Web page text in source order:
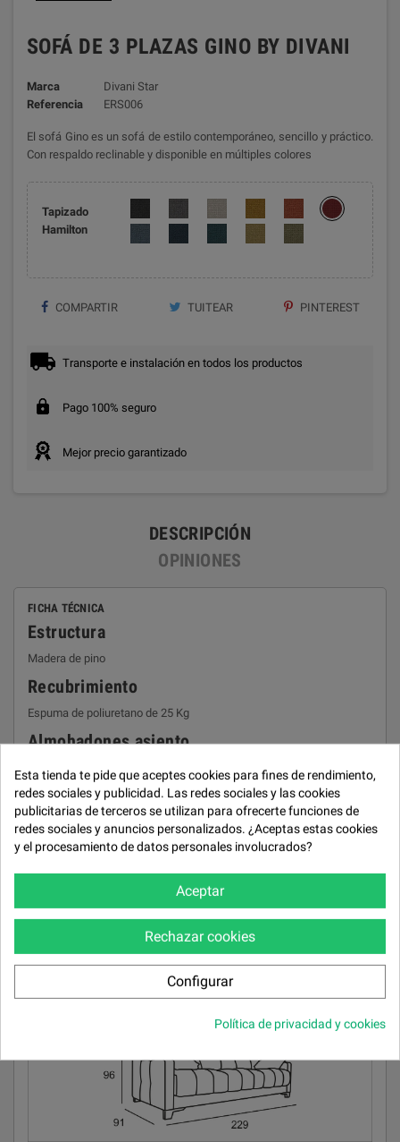
SOFÁ DE 3 PLAZAS GINO BY DIVANI
Marca
Divani Star
Referencia
ERS006
El sofá Gino es un sofá de estilo contemporáneo, sencillo y práctico.
Con respaldo reclinable y disponible en múltiples colores
Tapizado
Hamilton
COMPARTIR TUITEAR PINTEREST
Transporte e instalación en todos los productos
Pago 100% seguro
Mejor precio garantizado
DESCRIPCIÓN
OPINIONES
FICHA TÉCNICA
Estructura
Madera de pino
Recubrimiento
Espuma de poliuretano de 25 Kg
Almohadones asiento
Asiento HR 30 Kg
Almohadones respaldo
Fibra alta resistencia “oftibre”
Cojines asiento
Doble cojín 60% viscoelástica y 40% fibra
Respaldos
Reclinable, cabezal metálico
Patas
Esta tienda te pide que aceptes cookies para fines de rendimiento,
redes sociales y publicidad. Las redes sociales y las cookies
publicitarias de terceros se utilizan para ofrecerte funciones de
redes sociales y anuncios personalizados. ¿Aceptas estas cookies
y el procesamiento de datos personales involucrados?
Aceptar
Rechazar cookies
Configurar
Política de privacidad y cookies